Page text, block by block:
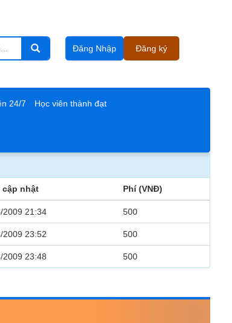
Đăng Nhập Đăng ký
24/7 Học viên thành đạt
cập nhật Phí (VNĐ)
2009 21:34 500
2009 23:52 500
2009 23:48 500